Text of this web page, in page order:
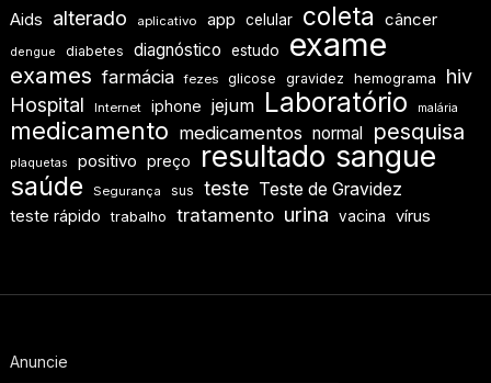
Aids alterado aplicativo app celular coleta câncer
dengue diabetes diagnóstico estudo exame
exames farmácia fezes glicose gravidez hemograma
hiv
Hospital
Internet iphone jejum Laboratório malária
medicamento medicamentos normal pesquisa
plaquetas positivo preço resultado sangue
saúde Segurança sus teste Teste de Gravidez
teste rápido trabalho tratamento urina vacina vírus
Anuncie